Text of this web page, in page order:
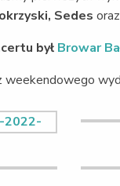
Sedes
był Browar
weekendowego